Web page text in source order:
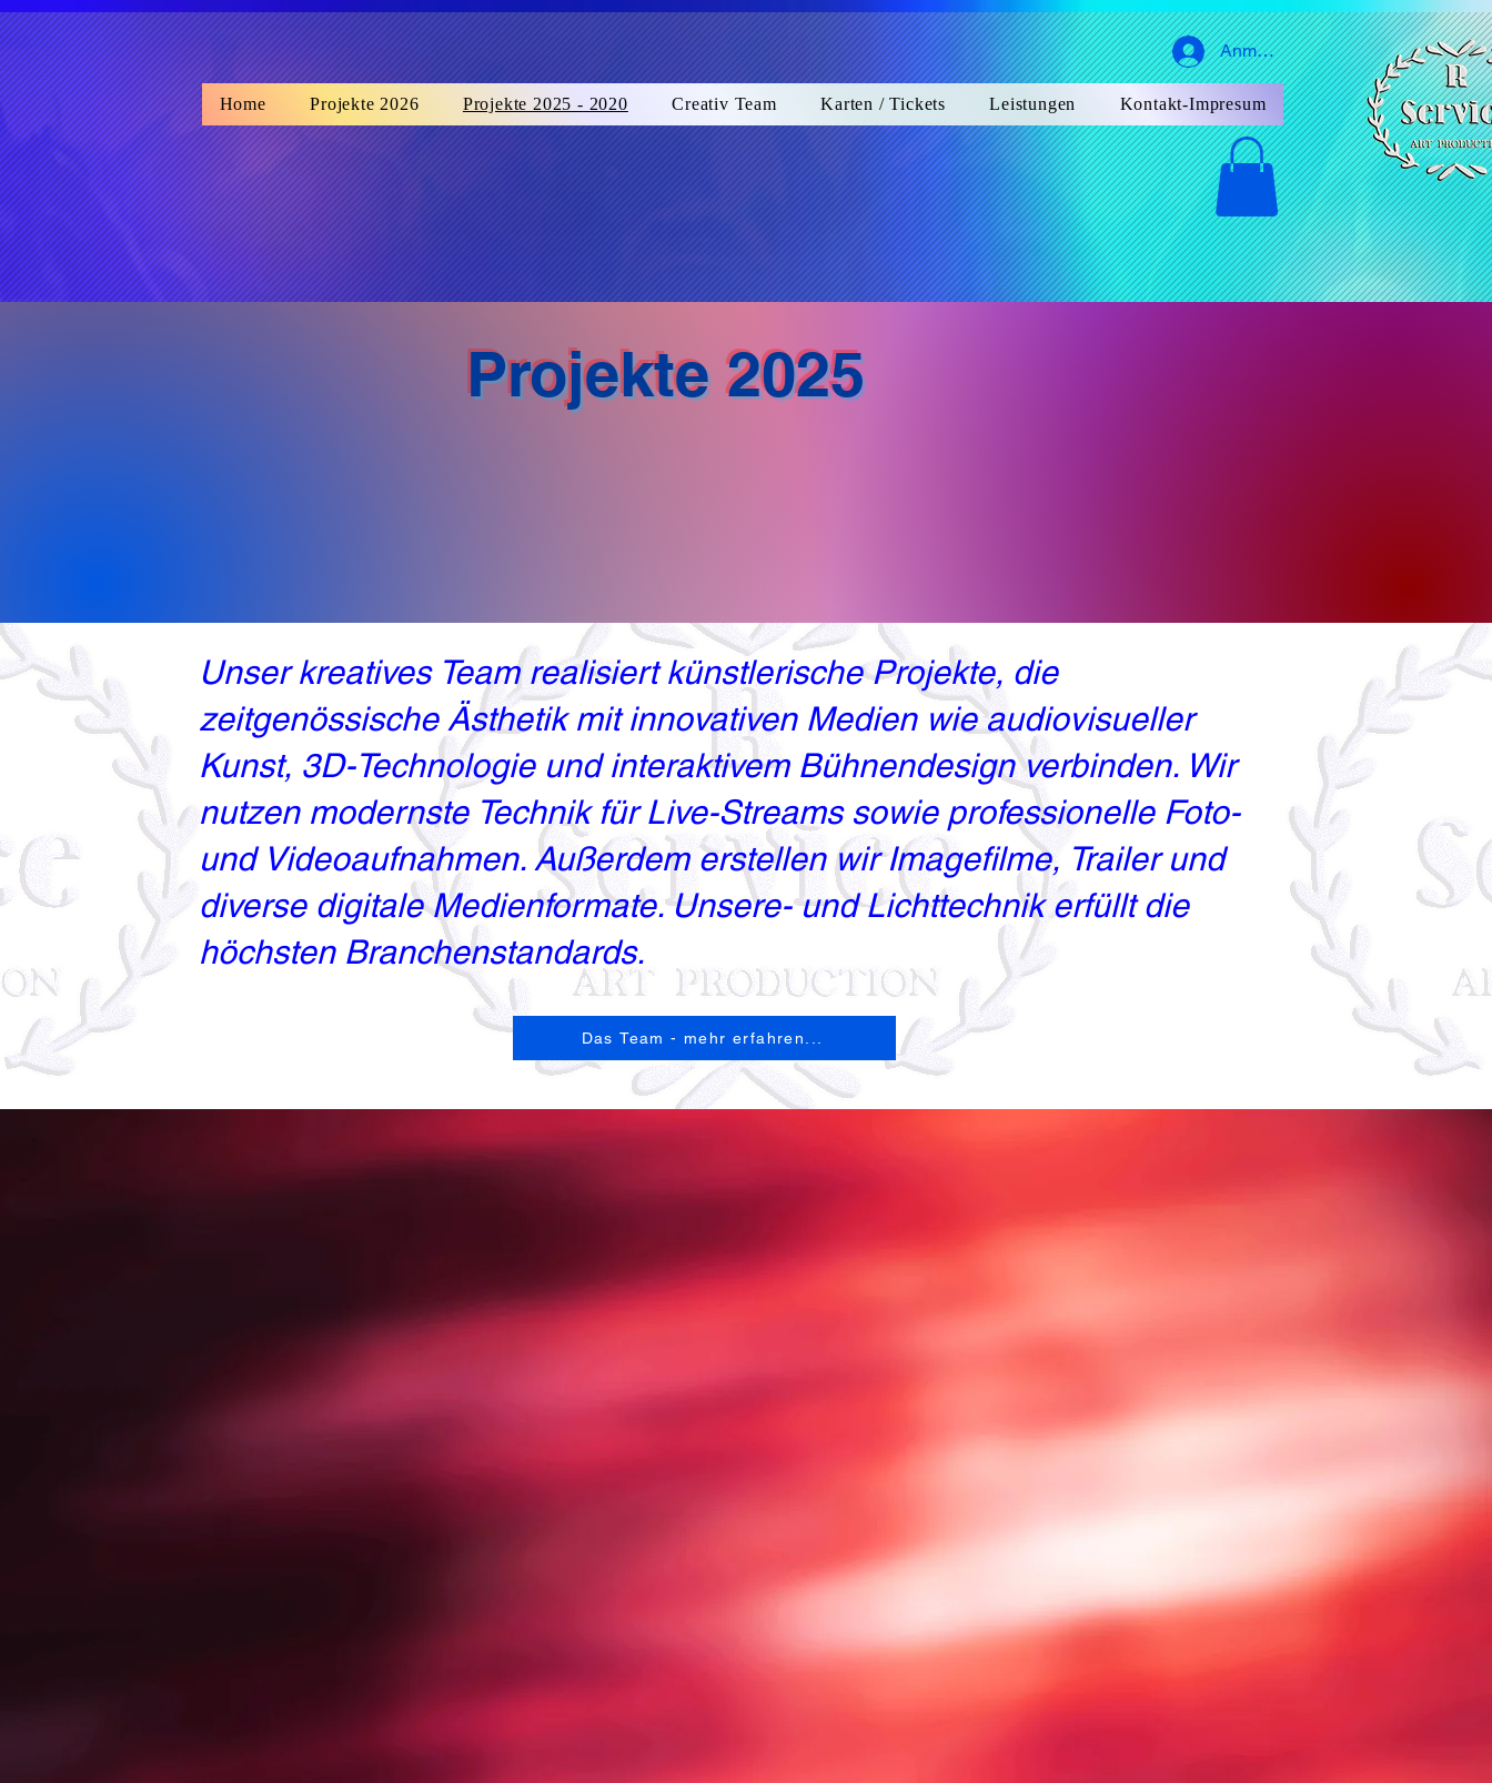
Anmelden
Home Projekte 2026 Projekte 2025 - 2020 Creativ Team Karten / Tickets Leistungen Kontakt-Impresum
Projekte 2025
Unser kreatives Team realisiert künstlerische Projekte, die
zeitgenössische Ästhetik mit innovativen Medien wie audiovisueller
Kunst, 3D-Technologie und interaktivem Bühnendesign verbinden. Wir
nutzen modernste Technik für Live-Streams sowie professionelle Foto-
und Videoaufnahmen. Außerdem erstellen wir Imagefilme, Trailer und
diverse digitale Medienformate. Unsere- und Lichttechnik erfüllt die
höchsten Branchenstandards.
Das Team - mehr erfahren...